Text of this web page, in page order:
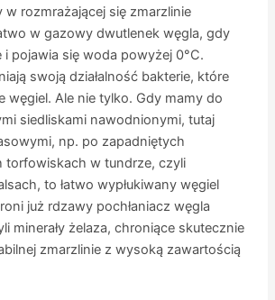
w rozmrażającej się zmarzlinie
w gazowy dwutlenek węgla, gdy
i pojawia się woda powyżej 0°C.
swoją działalność bakterie, które
węgiel. Ale nie tylko. Gdy mamy do
siedliskami nawodnionymi, tutaj
np. po zapadniętych
torfowiskach w tundrze, czyli
to łatwo wypłukiwany węgiel
już rdzawy pochłaniacz węgla
minerały żelaza, chroniące skutecznie
zmarzlinie z wysoką zawartością